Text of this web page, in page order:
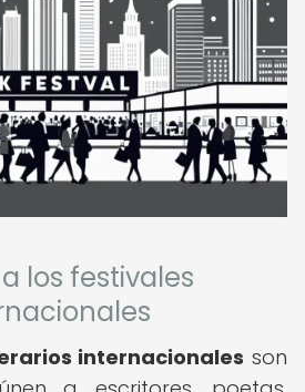
los festivales
internacionales son